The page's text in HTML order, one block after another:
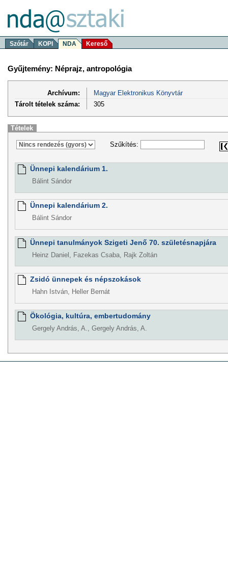
Szótár KOPI NDA Kereső
Gyűjtemény: Néprajz, antropológia
Archívum:
Magyar Elektronikus Könyvtár
Tárolt tételek száma:
305
Tételek
Szűkítés:
Ünnepi kalendárium 1.
Bálint Sándor
Ünnepi kalendárium 2.
Bálint Sándor
Ünnepi tanulmányok Szigeti Jenő 70. születésnapjára
Heinz Daniel, Fazekas Csaba, Rajk Zoltán
Zsidó ünnepek és népszokások
Hahn István, Heller Bernát
Ökológia, kultúra, embertudomány
Gergely András, A., Gergely András, A.